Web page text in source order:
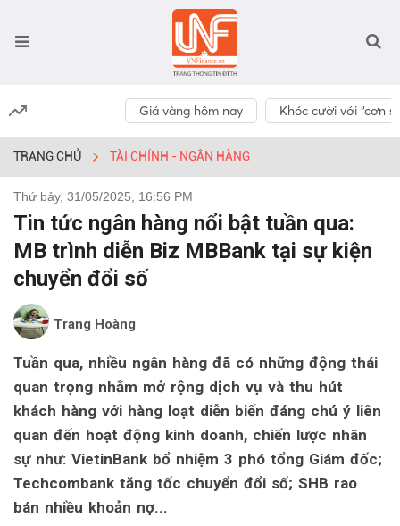
Giá vàng hôm nay Khóc cười với “cơn
TRANG CHỦ TÀI CHÍNH - NGÂN HÀNG
Thứ bảy, 31/05/2025, 16:56 PM
Tin tức ngân hàng nổi bật tuần qua:
MB trình diễn Biz MBBank tại sự kiện
chuyển đổi số
Trang Hoàng
Tuần qua, nhiều ngân hàng đã có những động thái
quan trọng nhằm mở rộng dịch vụ và thu hút
khách hàng với hàng loạt diễn biến đáng chú ý liên
quan đến hoạt động kinh doanh, chiến lược nhân
sự như: VietinBank bổ nhiệm 3 phó tổng Giám đốc;
Techcombank tăng tốc chuyển đổi số; SHB rao
bán nhiều khoản nợ...